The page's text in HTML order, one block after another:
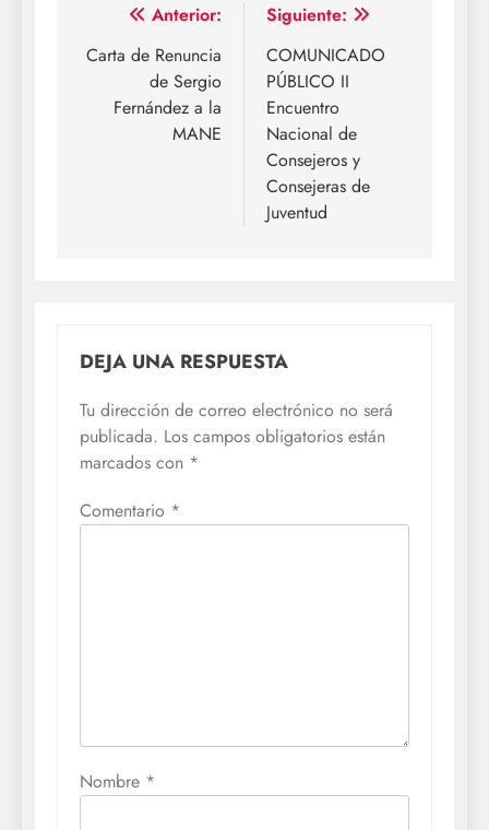
Navegación
de
entradas
Anterior:
Carta de Renuncia
de Sergio
Fernández a la
MANE
Siguiente:
COMUNICADO
PÚBLICO II
Encuentro
Nacional de
Consejeros y
Consejeras de
Juventud
DEJA UNA RESPUESTA
Tu dirección de correo electrónico no será
publicada. Los campos obligatorios están
marcados con *
Comentario *
Nombre *